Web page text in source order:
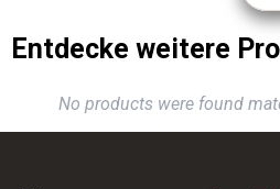
Entdecke weitere
No products were found